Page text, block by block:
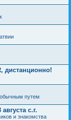
дистанционно!
путем
с.г.
и знакомства